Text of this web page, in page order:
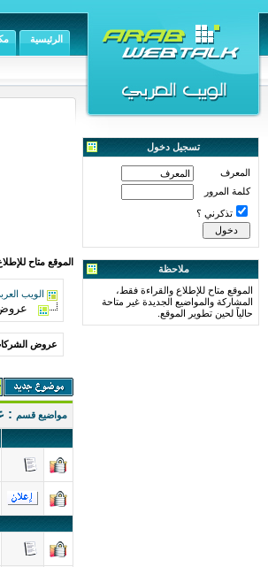
الرئيسية
تسجيل دخول
المعرف
كلمة المرور
تذكرني ؟
ملاحظة
الموقع متاح للإطلاع والقراءة فقط،
المشاركة والمواضيع الجديدة غير متاحة
حالياً لحين تطوير الموقع.
الموقع متاح
الويب
عروض
مواضيع قسم :